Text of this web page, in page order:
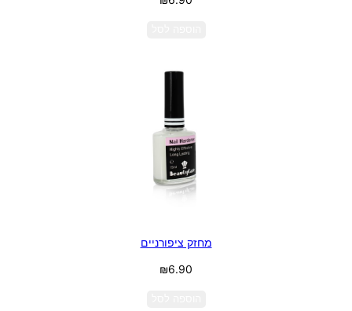
מחזק ציפורניים
₪6.90